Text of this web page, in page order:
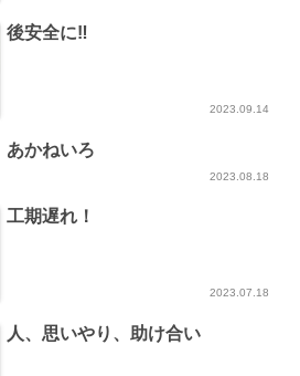
後安全に‼️
2023.09.14
あかねいろ
2023.08.18
工期遅れ！
2023.07.18
人、思いやり、助け合い